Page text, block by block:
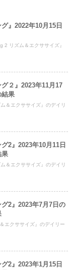
』2022年10月15日
2 リズム＆エクササイズ』
グ２』2023年11月17
結果
＆エクササイズ』のデイリ
2』2023年10月11日
果
＆エクササイズ』のデイリ
グ2』2023年7月7日の
エクササイズ』のデイリー
2』2023年1月15日